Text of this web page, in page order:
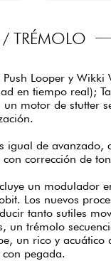
TRÉMOLO
Looper y
en tiempo real);
un motor de stutter
igual de avanzado,
corrección de
un modulador
Los nuevos
tanto sutiles
un trémolo
un rico y acuático
pegada.